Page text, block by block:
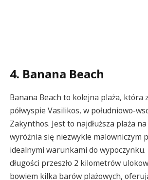
4. Banana Beach
Banana Beach to kolejna plaża, która
półwyspie Vasilikos, w południowo-
Zakynthos. Jest to najdłuższa plaża
wyróżnia się niezwykle malowniczym
idealnymi warunkami do wypoczynku.
długości przeszło 2 kilometrów
bowiem kilka barów plażowych,